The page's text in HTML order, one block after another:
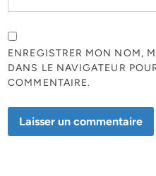
ENREGISTRER MON NOM,
DANS LE NAVIGATEUR
COMMENTAIRE.